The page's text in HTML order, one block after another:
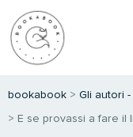
bookabook > Gli autori
> E se provassi a fare il